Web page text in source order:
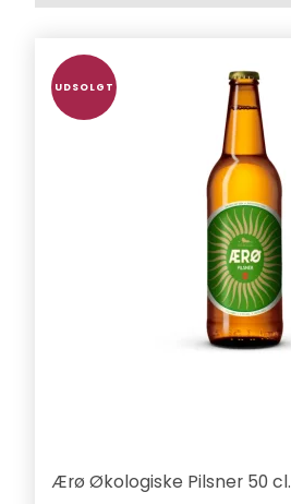
UDSOLGT
Ærø Økologiske Pilsner 50 cl.